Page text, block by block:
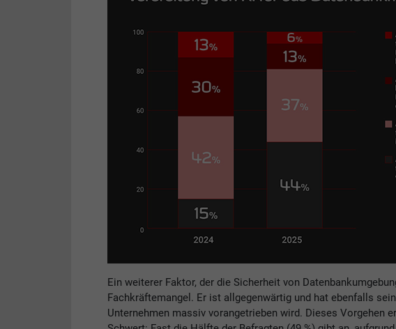
Ein weiterer Faktor, der die Sicherheit von
Fachkräftemangel. Er ist allgegenwärtig und hat ebenfalls
Unternehmen massiv vorangetrieben wird. Dieses Vorgehen